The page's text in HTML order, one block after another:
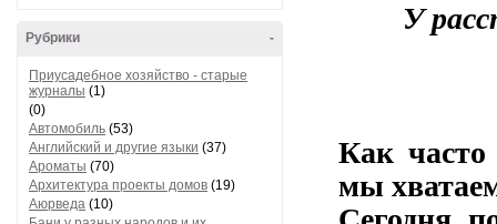
-
Рубрики
Приусадебное хозяйство - старые
журналы (1)
(0)
Автомобиль (53)
Английский и другие языки (37)
Ароматы (70)
Архитектура проекты домов (19)
Аюрведа (10)
У
Как
мы